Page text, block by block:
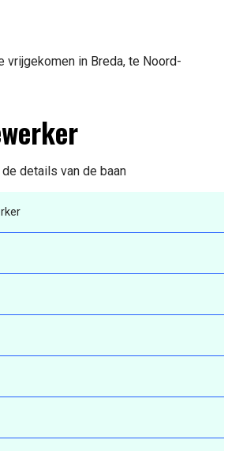
vrijgekomen in Breda, te Noord-
details van de baan